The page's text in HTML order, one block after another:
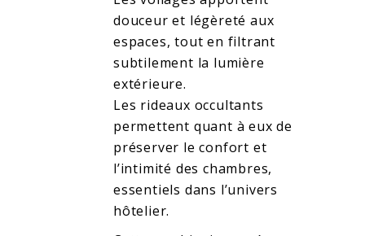
douceur et légèreté aux
espaces, tout en filtrant
subtilement la lumière
extérieure.
Les rideaux occultants
permettent quant à eux de
préserver le confort et
l’intimité des chambres,
essentiels dans l’univers
hôtelier.